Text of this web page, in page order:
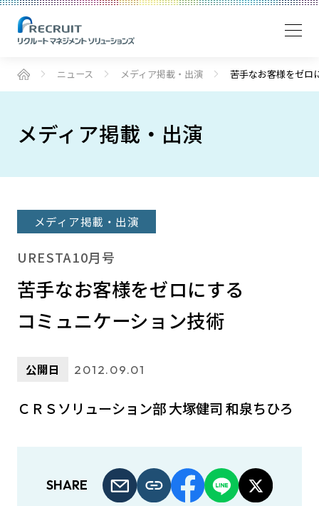
ニュース メディア掲載・出演 苦手なお客様をゼロ
メディア掲載・出演
メディア掲載・出演
URESTA10月号
苦手なお客様をゼロにする
コミュニケーション技術
公開日 2012.09.01
ＣＲＳソリューション部 大塚健司 和泉ちひろ
SHARE